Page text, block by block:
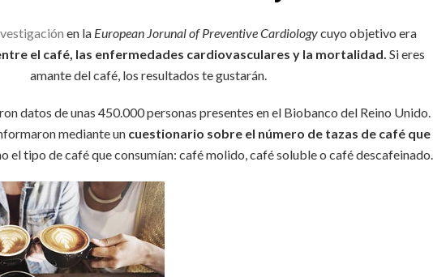
en la European Jorunal of Preventive Cardiologycuyo objetivo era
el café, las enfermedades cardiovasculares y la mortalidad. Si eres
amante del café, los resultados te gustarán.
datos de unas 450.000 personas presentes en el Biobanco del Reino Unido.
mediante un cuestionario sobre el número de tazas de café que
el tipo de café que consumían: café molido, café soluble o café descafeinado.